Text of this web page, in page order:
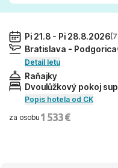
Pi 21.8 - Pi 28.8.2026
Bratislava - Podgorica
Detail letu
Raňajky
Dvoulůžkový pokoj
Popis hotela od CK
za osobu 1 533 €